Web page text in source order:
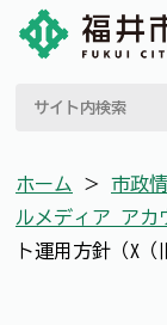
ホーム ＞ 市政
ルメディア アカ
ト運用方針（X